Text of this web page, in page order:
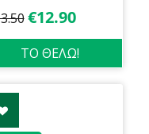
€12.90
ΤΟ ΘΕΛΩ!